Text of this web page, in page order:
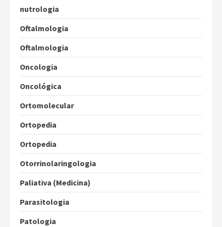
nutrologia
Oftalmologia
Oftalmologia
Oncologia
Oncológica
Ortomolecular
Ortopedia
Ortopedia
Otorrinolaringologia
Paliativa (Medicina)
Parasitologia
Patologia